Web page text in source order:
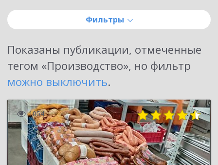
Фильтры
Показаны публикации, отмеченные
тегом «Производство», но фильтр
можно выключить.
1054